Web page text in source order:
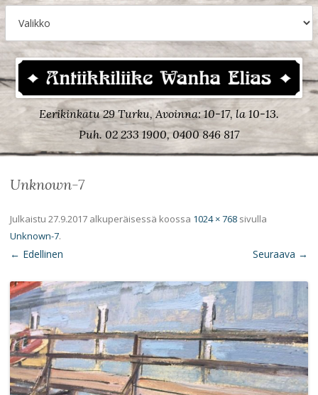
Eerikinkatu 29 Turku, Avoinna: 10-17, la 10-13.
Puh. 02 233 1900, 0400 846 817
Unknown-7
Julkaistu 27.9.2017 alkuperäisessä koossa 1024 × 768 sivulla
Unknown-7.
← Edellinen Seuraava →